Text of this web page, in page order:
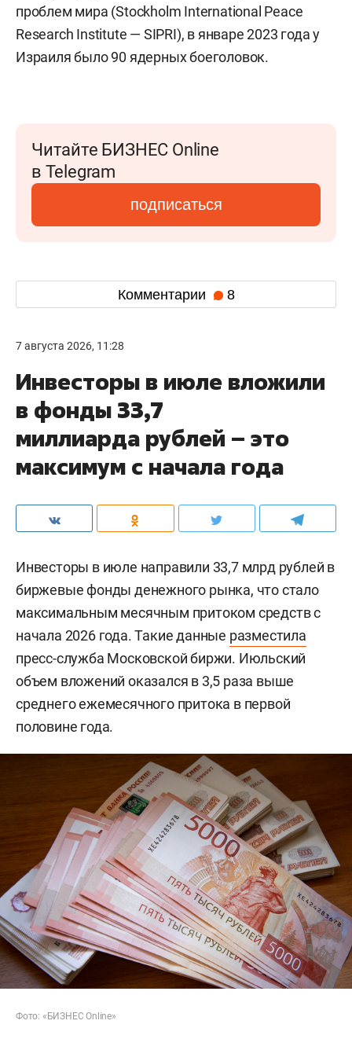
проблем мира (Stockholm International Peace
Research Institute — SIPRI), в январе 2023 года у
Израиля было 90 ядерных боеголовок.
Читайте БИЗНЕС Online
в Telegram
подписаться
Комментарии 8
7 августа 2026, 11:28
Инвесторы в июле вложили
в фонды 33,7
миллиарда рублей – это
максимум с начала года
Инвесторы в июле направили 33,7 млрд рублей в
биржевые фонды денежного рынка, что стало
максимальным месячным притоком средств с
начала 2026 года. Такие данные разместила
пресс-служба Московской биржи. Июльский
объем вложений оказался в 3,5 раза выше
среднего ежемесячного притока в первой
половине года.
Фото: «БИЗНЕС Online»